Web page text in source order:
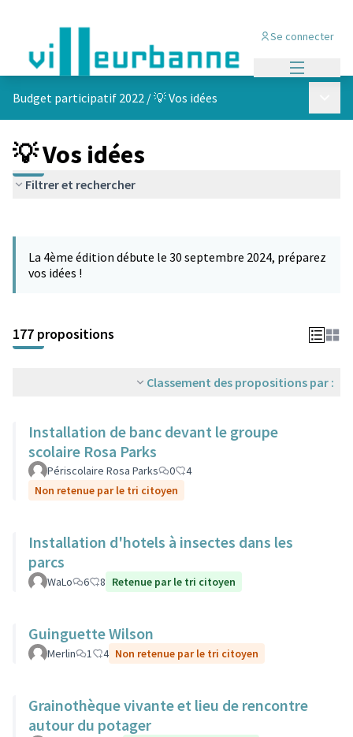
Se connecter
Budget participatif 2022 /💡 Vos idées
💡 Vos idées
Filtrer et rechercher
−
La 4ème édition débute le 30 septembre 2024, préparez
vos idées !
177 propositions
Classement des propositions par :
Installation de banc devant le groupe
scolaire Rosa Parks
Périscolaire Rosa Parks 0
4
Non retenue par le tri citoyen
Installation d'hotels à insectes dans les
parcs
WaLo 6 8 Retenue par le tri citoyen
Guinguette Wilson
Merlin 1 4 Non retenue par le tri citoyen
Grainothèque vivante et lieu de rencontre
autour du potager